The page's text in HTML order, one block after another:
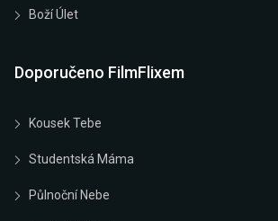
Boží Úlet
Doporučeno FilmFlixem
Kousek Tebe
Studentská Máma
Půlnoční Nebe